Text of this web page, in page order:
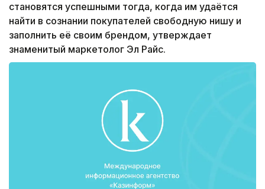
становятся успешными тогда, когда им удаётся
найти в сознании покупателей свободную нишу и
заполнить её своим брендом, утверждает
знаменитый маркетолог Эл Райс.